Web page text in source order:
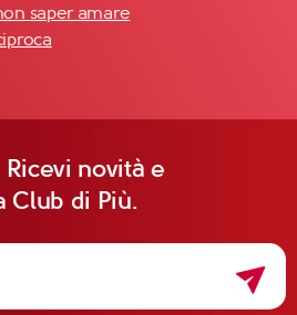
saper amare
novità e
Club di Più.